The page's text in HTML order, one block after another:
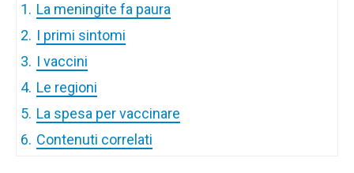
1. La meningite fa paura
2. I primi sintomi
3. I vaccini
4. Le regioni
5. La spesa per vaccinare
6. Contenuti correlati